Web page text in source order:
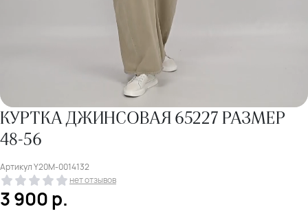
КУРТКА ДЖИНСОВАЯ 65227 РАЗМЕР
48-56
АртикулY20M-0014132
нет отзывов
3 900р.